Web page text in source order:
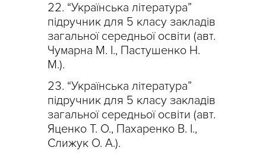
“Українська література”
підручник для 5 класу закладів
загальної середньої освіти (авт.
Чумарна М. І., Пастушенко Н.
М.).
“Українська література”
підручник для 5 класу закладів
загальної середньої освіти (авт.
Яценко Т. О., Пахаренко В. І.,
Слижук О. А.).